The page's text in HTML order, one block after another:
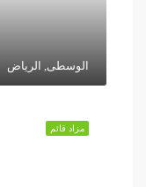
الوسطى, الرياض
مزاد قائم